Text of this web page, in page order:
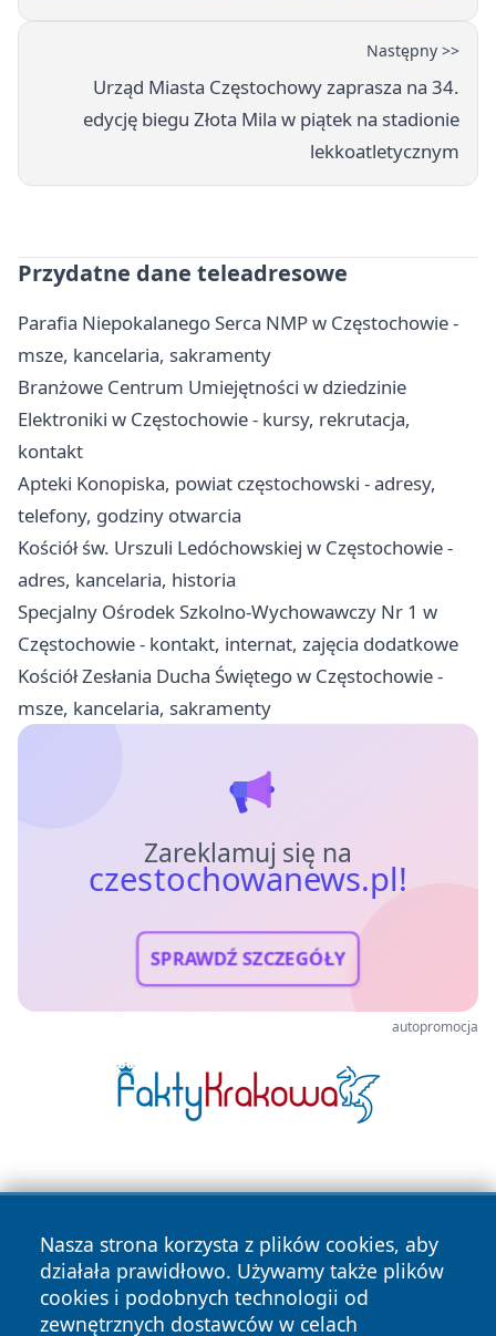
Następny >>
Urząd Miasta Częstochowy zaprasza na 34.
edycję biegu Złota Mila w piątek na stadionie
lekkoatletycznym
Przydatne dane teleadresowe
Parafia Niepokalanego Serca NMP w Częstochowie -
msze, kancelaria, sakramenty
Branżowe Centrum Umiejętności w dziedzinie
Elektroniki w Częstochowie - kursy, rekrutacja,
kontakt
Apteki Konopiska, powiat częstochowski - adresy,
telefony, godziny otwarcia
Kościół św. Urszuli Ledóchowskiej w Częstochowie -
adres, kancelaria, historia
Specjalny Ośrodek Szkolno-Wychowawczy Nr 1 w
Częstochowie - kontakt, internat, zajęcia dodatkowe
Kościół Zesłania Ducha Świętego w Częstochowie -
msze, kancelaria, sakramenty
Zareklamuj się na
czestochowanews.pl!
SPRAWDŹ SZCZEGÓŁY
autopromocja
Nasza strona korzysta z plików cookies, aby
działała prawidłowo. Używamy także plików
cookies i podobnych technologii od
zewnętrznych dostawców w celach
Copyright © 2026 czestochowanews.pl Wszystkie prawa
zastrzeżone.